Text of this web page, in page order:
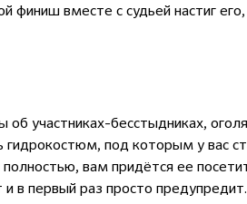
финиш вместе с судьей настиг
об участниках-бесстыдниках,
гидрокостюм, под которым у вас
вам придётся ее
в первый раз просто